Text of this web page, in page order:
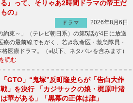
る』って、そりゃあ2時間ドラマの帝王だ
もの」
ドラマ
2026年8月6日
束～」（テレビ朝日系）の第5話が4日に放送
の最前線でもがく、若き救命医・救急隊員・
医療ドラマ。（※以下、ネタバレを含みます）
読む
「GTO」“鬼塚”反町隆史らが「告白大作
戦」を決行 「カジサックの娘・梶原叶渚
は華がある」「黒幕の正体は誰」